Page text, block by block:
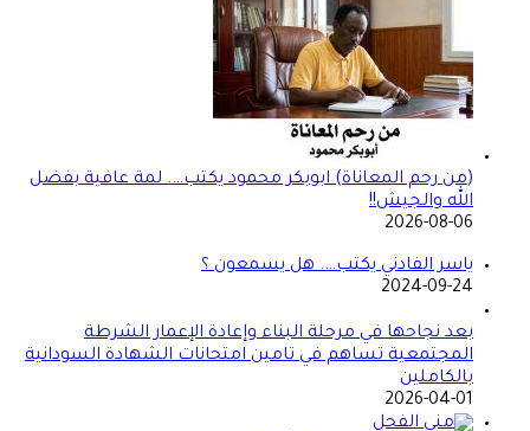
(من رحم المعاناة) ابوبكر محمود يكتب…. لمة عافية بفضل
الله والجيش!!
2026-08-06
ياسر الفادني يكتب…. هل يسمعون ؟
2024-09-24
بعد نجاحها في مرحلة البناء وإعادة الإعمار الشرطة
المجتمعية تساهم في تامين امتحانات الشهادة السودانية
بالكاملين
2026-04-01